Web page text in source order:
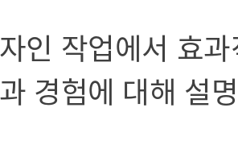
인 작업에서 효
경험에 대해 설